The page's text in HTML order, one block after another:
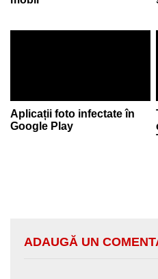
Aplicații foto infectate în
Google Play
ADAUGĂ UN